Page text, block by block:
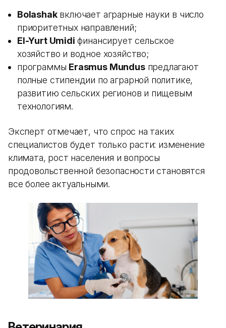
Bolashakвключает аграрные науки в число
приоритетных направлений;
El-Yurt Umidi финансирует сельское
хозяйство и водное хозяйство;
программы Erasmus Mundusпредлагают
полные стипендии по аграрной политике,
развитию сельских регионов и пищевым
технологиям.
Эксперт отмечает, что спрос на таких
специалистов будет только расти: изменение
климата, рост населения и вопросы
продовольственной безопасности становятся
все более актуальными.